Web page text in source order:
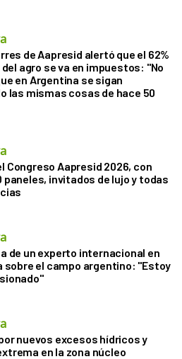
de Aapresid alertó que el 62%
agro se va en impuestos: "No
en Argentina se sigan
las mismas cosas de hace 50
Congreso Aapresid 2026, con
paneles, invitados de lujo y todas
de un experto internacional en
sobre el campo argentino: "Estoy
nuevos excesos hídricos y
en la zona núcleo